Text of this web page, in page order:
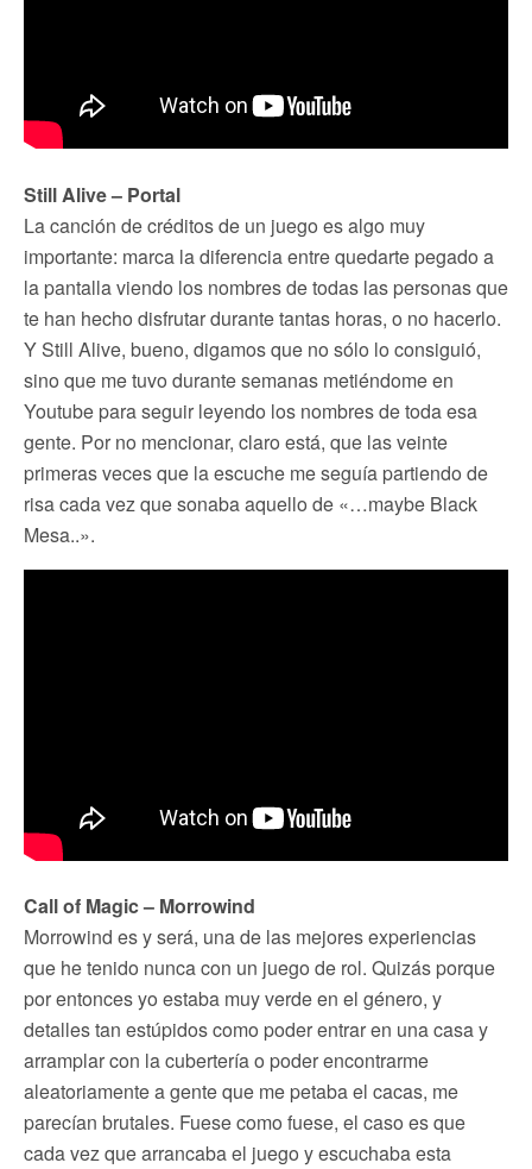
Still Alive – Portal
La canción de créditos de un juego es algo muy
importante: marca la diferencia entre quedarte pegado a
la pantalla viendo los nombres de todas las personas que
te han hecho disfrutar durante tantas horas, o no hacerlo.
Y Still Alive, bueno, digamos que no sólo lo consiguió,
sino que me tuvo durante semanas metiéndome en
Youtube para seguir leyendo los nombres de toda esa
gente. Por no mencionar, claro está, que las veinte
primeras veces que la escuche me seguía partiendo de
risa cada vez que sonaba aquello de «…maybe Black
Mesa..».
Call of Magic – Morrowind
Morrowind es y será, una de las mejores experiencias
que he tenido nunca con un juego de rol. Quizás porque
por entonces yo estaba muy verde en el género, y
detalles tan estúpidos como poder entrar en una casa y
arramplar con la cubertería o poder encontrarme
aleatoriamente a gente que me petaba el cacas, me
parecían brutales. Fuese como fuese, el caso es que
cada vez que arrancaba el juego y escuchaba esta